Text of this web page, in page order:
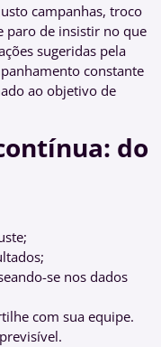
campanhas, troco
paro de insistir no que
sugeridas pela
constante
ao objetivo de
do
se nos dados
com sua equipe.